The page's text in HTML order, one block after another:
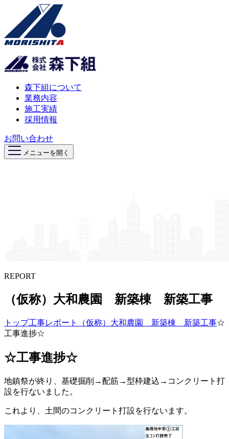
森下組について
業務内容
施工実績
採用情報
お問い合わせ
メニューを開く
REPORT
（仮称）​大和農園 新築棟 新築工事
トップ工事レポート （仮称）大和農園 新築棟 新築工事☆
工事進捗☆
☆工事進捗☆
地鎮祭が終り、基礎掘削→配筋→型枠建込→コンクリート打
設を行ないました。
これより、土間のコンクリート打設を行ないます。